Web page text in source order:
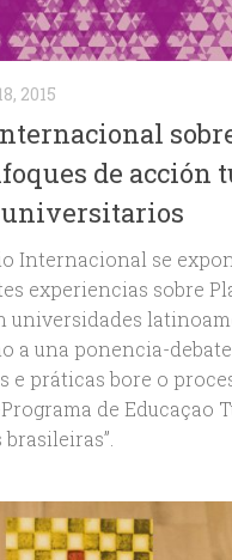
2015
de acción
Internacional se
experiencias sobre
universidades
a una ponencia-
e práticas bore o
de Educaçao